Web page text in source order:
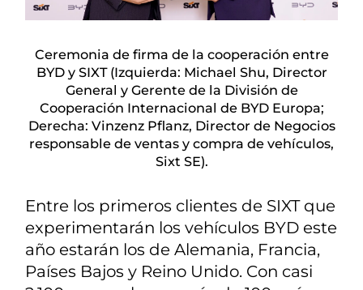
Ceremonia de firma de la cooperación entre
BYD y SIXT (Izquierda: Michael Shu, Director
General y Gerente de la División de
Cooperación Internacional de BYD Europa;
Derecha: Vinzenz Pflanz, Director de Negocios
responsable de ventas y compra de vehículos,
Sixt SE).
Entre los primeros clientes de SIXT que
experimentarán los vehículos BYD este
año estarán los de Alemania, Francia,
Países Bajos y Reino Unido. Con casi